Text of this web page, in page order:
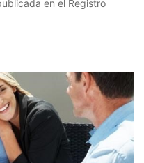
en el Registro